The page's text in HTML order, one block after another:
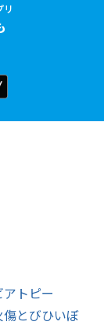
リ
アトピー
傷とびひいぼ